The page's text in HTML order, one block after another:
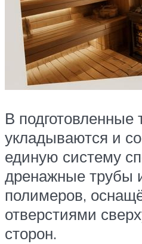
В подготовленные
укладываются и
единую систему
дренажные трубы
полимеров,
отверстиями
сторон.